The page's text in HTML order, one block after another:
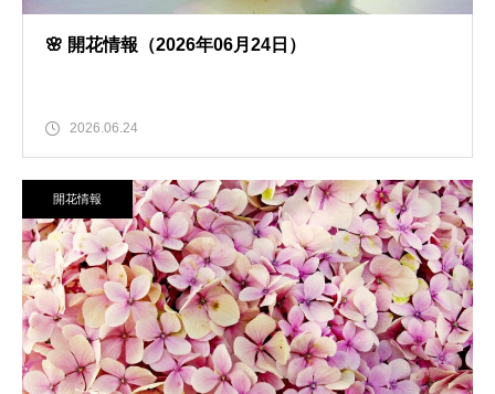
🌸 開花情報（2026年06月24日）
2026.06.24
開花情報